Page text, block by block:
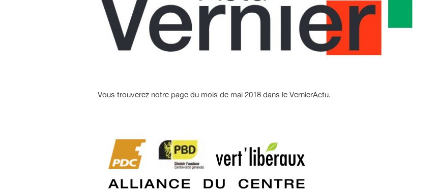
Vous trouverez notre page du mois de mai 2018 dans le VernierActu.